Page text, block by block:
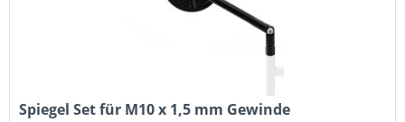
Spiegel Set für M10 x 1,5 mm Gewinde